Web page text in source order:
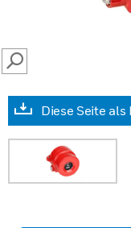
SEARCH
Diese Seite